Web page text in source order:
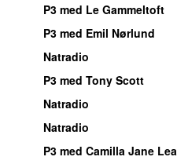
P3 med Le Gammeltoft
P3 med Emil Nørlund
Natradio
P3 med Tony Scott
Natradio
Natradio
P3 med Camilla Jane Lea